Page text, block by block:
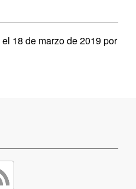
el 18 de marzo de 2019 por